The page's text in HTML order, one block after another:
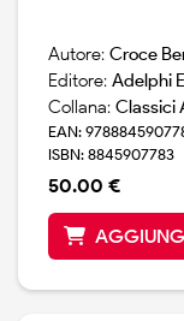
Autore: Croce
Editore: Adelphi
Collana: Classici
EAN:
ISBN: 8845907783
50.00 €